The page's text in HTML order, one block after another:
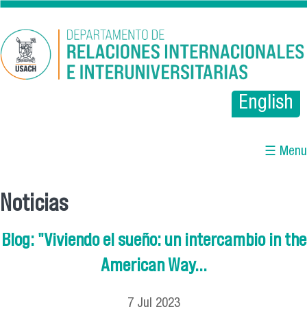
Pasar al contenido principal
English
☰ Menu
Noticias
Blog: "Viviendo el sueño: un intercambio in the
American Way...
7 Jul 2023